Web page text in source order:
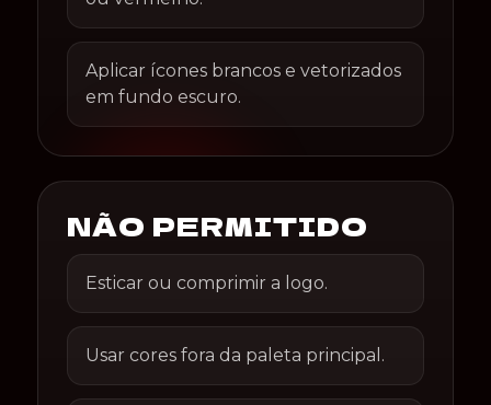
Aplicar ícones brancos e vetorizados
em fundo escuro.
NÃO PERMITIDO
Esticar ou comprimir a logo.
Usar cores fora da paleta principal.